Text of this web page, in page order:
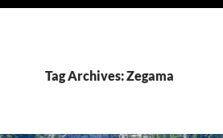
Tag Archives: Zegama